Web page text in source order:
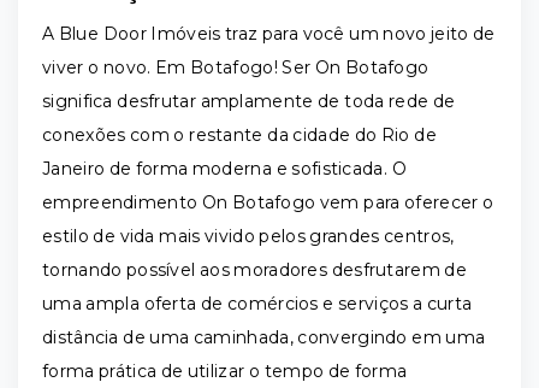
A Blue Door Imóveis traz para você um novo jeito de
viver o novo. Em Botafogo! Ser On Botafogo
significa desfrutar amplamente de toda rede de
conexões com o restante da cidade do Rio de
Janeiro de forma moderna e sofisticada. O
empreendimento On Botafogo vem para oferecer o
estilo de vida mais vivido pelos grandes centros,
tornando possível aos moradores desfrutarem de
uma ampla oferta de comércios e serviços a curta
distância de uma caminhada, convergindo em uma
forma prática de utilizar o tempo de forma